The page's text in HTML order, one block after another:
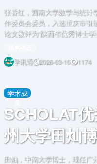
张香红，西南大学数学与统计
作委员会委员，入选重庆市引
论文被评为“陕西省优秀博士
年。2019年9月以海外人才引
为教授。研究
学讯通 2026-03-10 1174
学术成
SCHOLAT
州大学田灿
田灿，中南大学博士，现任广